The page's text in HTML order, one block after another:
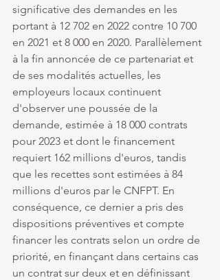
significative des demandes en les
portant à 12 702 en 2022 contre 10 700
en 2021 et 8 000 en 2020. Parallèlement
à la fin annoncée de ce partenariat et
de ses modalités actuelles, les
employeurs locaux continuent
d'observer une poussée de la
demande, estimée à 18 000 contrats
pour 2023 et dont le financement
requiert 162 millions d'euros, tandis
que les recettes sont estimées à 84
millions d'euros par le CNFPT. En
conséquence, ce dernier a pris des
dispositions préventives et compte
financer les contrats selon un ordre de
priorité, en finançant dans certains cas
un contrat sur deux et en définissant